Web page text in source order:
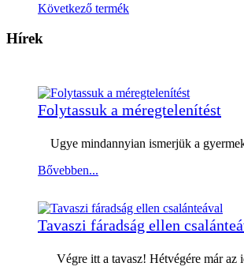
Következő termék
Hírek
Folytassuk a méregtelenítést
Ugye mindannyian ismerjük a
Bővebben...
Tavaszi fáradság ellen
Végre itt a tavasz! Hétvégére már az